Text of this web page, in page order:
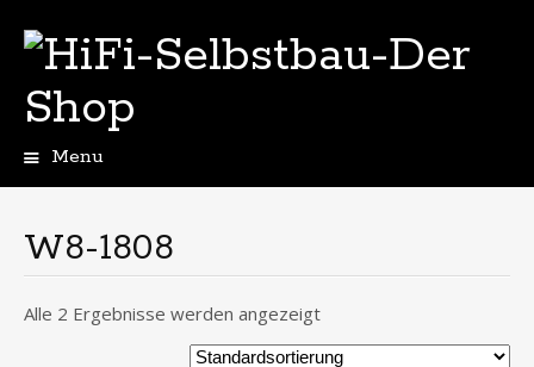
Menu
W8-1808
Alle 2 Ergebnisse werden angezeigt